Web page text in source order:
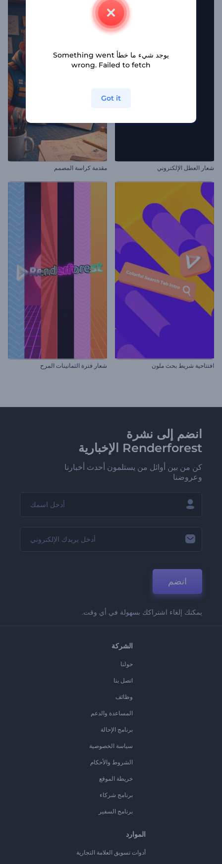
شعار العطل الإلكتروني مقدمة كراسة المصمم
افتتاحية شريط بحث ملون شعار فترة الثمانينات المرح
انضم إلى نشرة
Renderforest الإخبارية
كن من بين أوائل من يستلمون أحدث أخبارنا
وعروضنا
انضم
يمكنك إلغاء اشتراكك بسهولة في أي وقت.
الشركة
حولنا
اتصل بنا
وظائف
المساعدة والدعم
برنامج الإحالة
سياسة الخصوصية
الشروط والأحكام
خريطة الموقع
برنامج شركاء
برنامج السفير
الموارد
أدوات تسويق العلامة التجارية
يوجد شيء ما خطأ Something went
wrong. Failed to fetch
Got it